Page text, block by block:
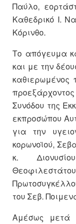
Παύλο,
Καθεδρικό Ι.
Κόρινθο.
Το απόγευμα
και με την
καθιερωμένος
Συνόδου της
εκπροσώπου
για την
κορωνοϊού,
κ.
του Σεβ.
Αμέσως μετά